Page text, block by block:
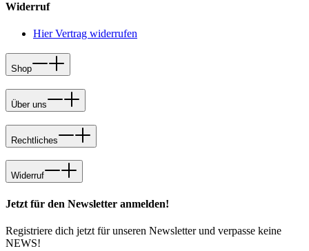
Widerruf
Hier Vertrag widerrufen
Shop
Über uns
Rechtliches
Widerruf
Jetzt für den Newsletter anmelden!
Registriere dich jetzt für unseren Newsletter und verpasse keine
NEWS!